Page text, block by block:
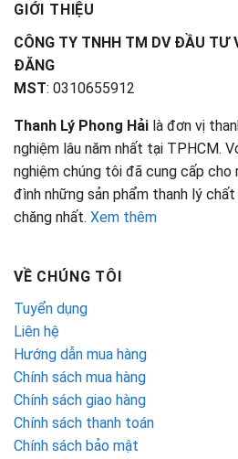
GIỚI THIỆU
CÔNG TY TNHH TM DV ĐẦU TƯ
ĐĂNG
MST: 0310655912
Thanh Lý Phong Hải là đơn vị
nghiệm lâu năm nhất tại TPHCM.
nghiệm chúng tôi đã cung cấp cho
đình những sản phẩm thanh lý
chăng nhất. Xem thêm
VỀ CHÚNG TÔI
Tuyển dụng
Liên hệ
Hướng dẫn mua hàng
Chính sách mua hàng
Chính sách giao hàng
Chính sách thanh toán
Chính sách bảo mật